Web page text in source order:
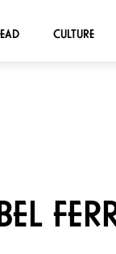
CULTURE